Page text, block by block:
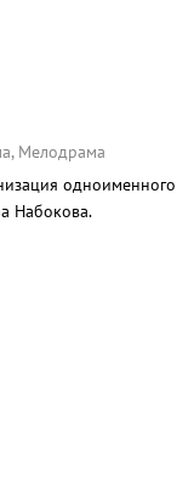
Мелодрама
одноименного
Набокова.